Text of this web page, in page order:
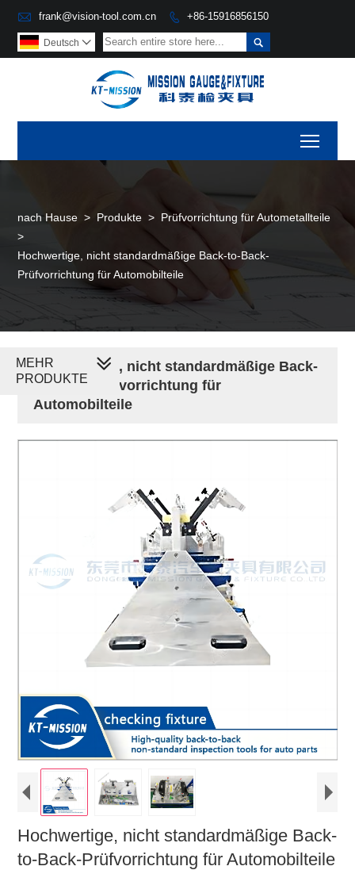
 frank@vision-tool.com.cn  +86-15916856150

Deutsch 
nach Hause > Produkte > Prüfvorrichtung für Autometallteile
>
Hochwertige, nicht standardmäßige Back-to-Back-
Prüfvorrichtung für Automobilteile
Hochwertige, nicht standardmäßige Back-
to-Back-Prüfvorrichtung für
Automobilteile
Hochwertige, nicht standardmäßige Back-
to-Back-Prüfvorrichtung für Automobilteile
MEHR
PRODUKTE